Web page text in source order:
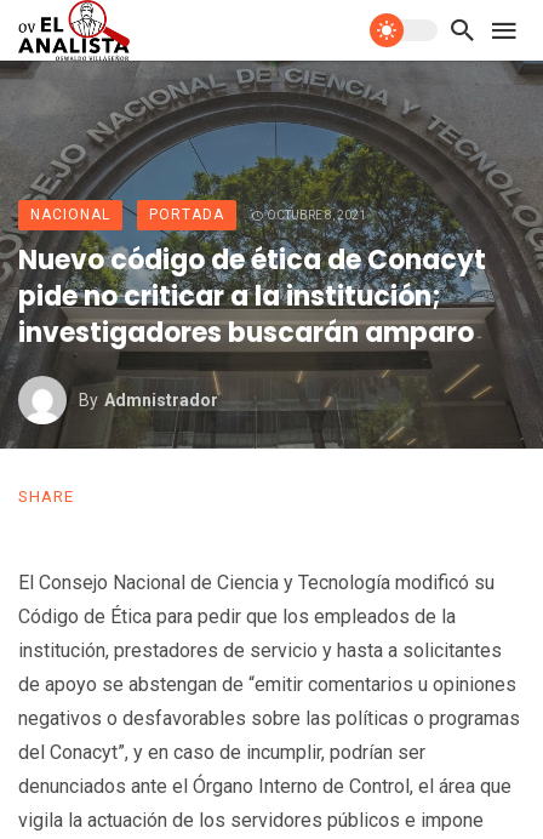
NACIONAL PORTADA OCTUBRE 8, 2021
Nuevo código de ética de Conacyt
pide no criticar a la institución;
investigadores buscarán amparo
By Admnistrador
SHARE
El Consejo Nacional de Ciencia y Tecnología modificó su
Código de Ética para pedir que los empleados de la
institución, prestadores de servicio y hasta a solicitantes
de apoyo se abstengan de “emitir comentarios u opiniones
negativos o desfavorables sobre las políticas o programas
del Conacyt”, y en caso de incumplir, podrían ser
denunciados ante el Órgano Interno de Control, el área que
vigila la actuación de los servidores públicos e impone